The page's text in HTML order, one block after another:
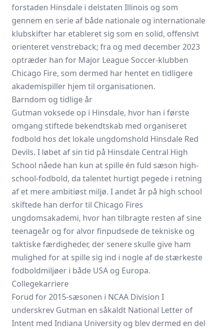
forstaden Hinsdale i delstaten Illinois og som
gennem en serie af både nationale og internationale
klubskifter har etableret sig som en solid, offensivt
orienteret venstreback; fra og med december 2023
optræder han for Major League Soccer-klubben
Chicago Fire, som dermed har hentet en tidligere
akademispiller hjem til organisationen.
Barndom og tidlige år
Gutman voksede op i Hinsdale, hvor han i første
omgang stiftede bekendtskab med organiseret
fodbold hos det lokale ungdomshold Hinsdale Red
Devils. I løbet af sin tid på Hinsdale Central High
School nåede han kun at spille én fuld sæson high-
school-fodbold, da talentet hurtigt pegede i retning
af et mere ambitiøst miljø. I andet år på high school
skiftede han derfor til Chicago Fires
ungdomsakademi, hvor han tilbragte resten af sine
teenageår og for alvor finpudsede de tekniske og
taktiske færdigheder, der senere skulle give ham
mulighed for at spille sig ind i nogle af de stærkeste
fodboldmiljøer i både USA og Europa.
Collegekarriere
Forud for 2015-sæsonen i NCAA Division I
underskrev Gutman en såkaldt National Letter of
Intent med Indiana University og blev dermed en del